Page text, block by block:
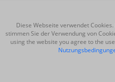
Diese Webseite verwendet
stimmen Sie der Verwendung von
using the website you agree to the